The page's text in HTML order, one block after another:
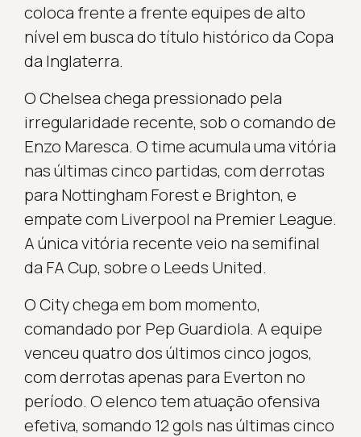
coloca frente a frente equipes de alto
nível em busca do título histórico da Copa
da Inglaterra.
O Chelsea chega pressionado pela
irregularidade recente, sob o comando de
Enzo Maresca. O time acumula uma vitória
nas últimas cinco partidas, com derrotas
para Nottingham Forest e Brighton, e
empate com Liverpool na Premier League.
A única vitória recente veio na semifinal
da FA Cup, sobre o Leeds United.
O City chega em bom momento,
comandado por Pep Guardiola. A equipe
venceu quatro dos últimos cinco jogos,
com derrotas apenas para Everton no
período. O elenco tem atuação ofensiva
efetiva, somando 12 gols nas últimas cinco